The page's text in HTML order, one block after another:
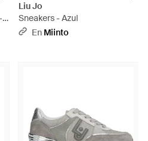
Liu Jo
Sneakers - Azul
En Miinto